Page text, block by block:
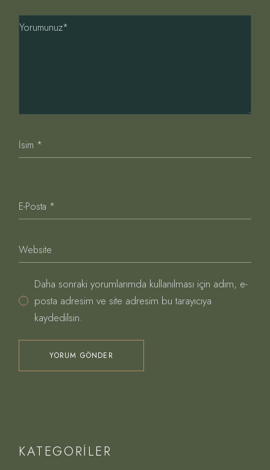
Daha sonraki yorumlarımda kullanılması için adım, e-
posta adresim ve site adresim bu tarayıcıya
kaydedilsin.
YORUM GÖNDER
KATEGORILER